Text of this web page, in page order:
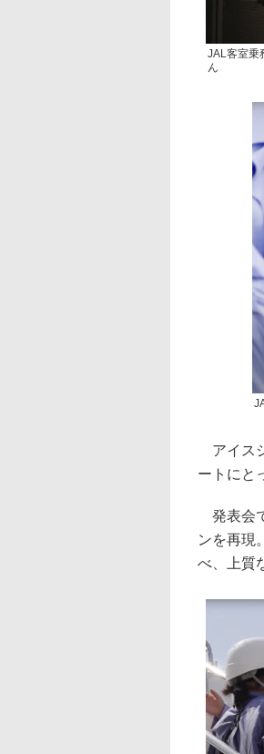
JAL客室乗
ん
アイス
ートにと
発表会
ンを再現
べ、上質